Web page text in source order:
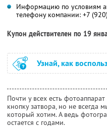
Информацию по условиям
телефону компании: +7
Купон действителен по 19
Узнай, как
Почти у всех есть
кнопку затвора, но не всегда
который хотим. А ведь
остается с годами.